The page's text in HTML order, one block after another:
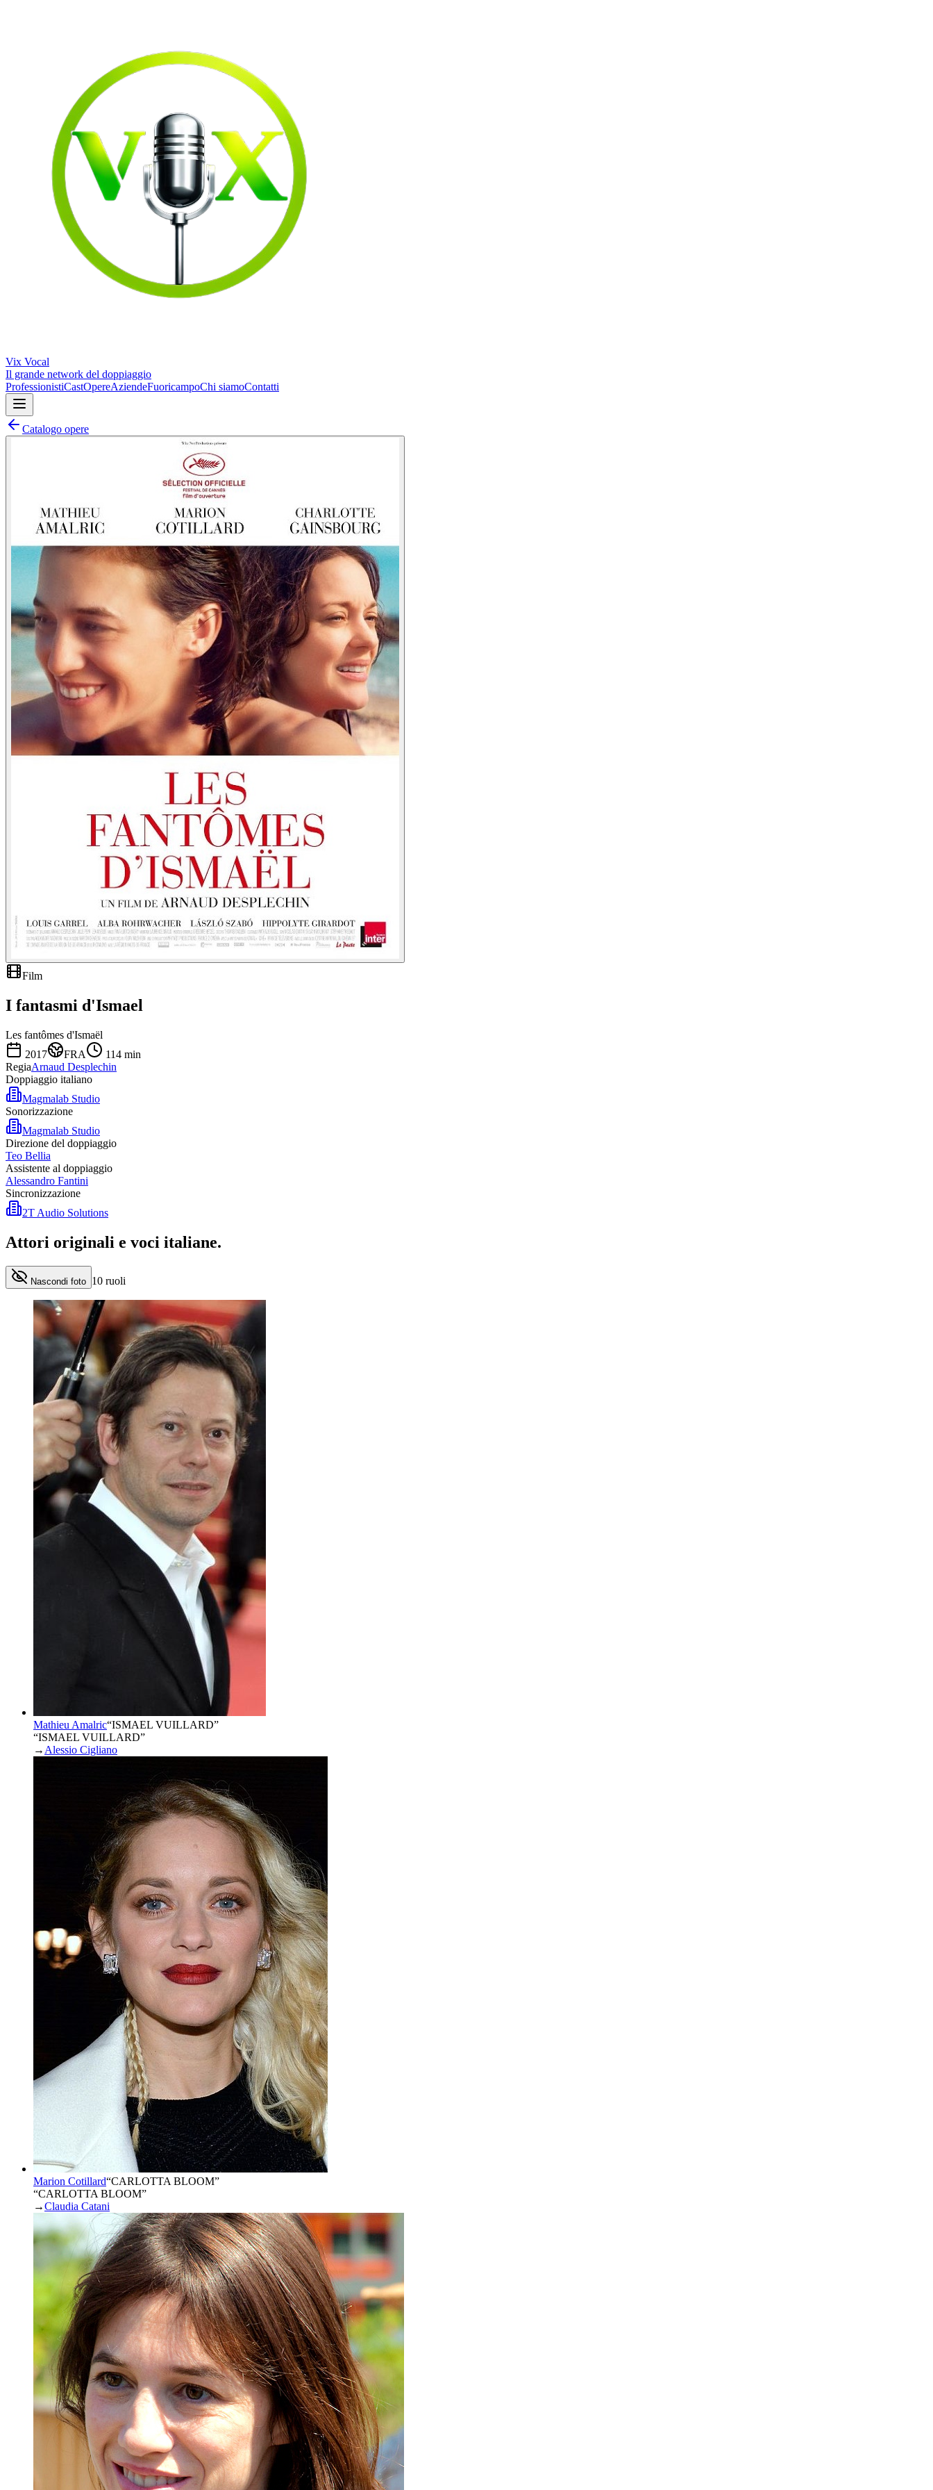
Vix Vocal
Il grande network del doppiaggio
ProfessionistiCastOpereAziendeFuoricampoChi siamoContatti
Catalogo opere
Film
I fantasmi d'Ismael
Les fantômes d'Ismaël
2017
FRA 114 min
RegiaArnaud Desplechin
Doppiaggio italiano
Magmalab Studio
Sonorizzazione
Magmalab Studio
Direzione del doppiaggio
Teo Bellia
Assistente al doppiaggio
Alessandro Fantini
Sincronizzazione
2T Audio Solutions
Attori originali e voci italiane.
Nascondi foto 10 ruoli
Mathieu Amalric“ISMAEL VUILLARD”
“ISMAEL VUILLARD”
→ Alessio Cigliano
Marion Cotillard“CARLOTTA BLOOM”
“CARLOTTA BLOOM”
→Claudia Catani